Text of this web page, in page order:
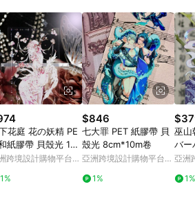
帳，則不符合贈點資格。 (4) 如
網、回饋網、Google等其他網頁、或
頁)切換為App都將會造成追蹤中斷而
訊整合性
間差，如顯示之商品規格、顏色、價
售網頁不符，以銷售網頁標示為準。
根據台灣樂天回饋規定，逾期訂單將
台灣樂天市場保有更改條款與法律
天市場網站公告為準。
花庭 花の妖精 PE
紙膠帶 貝殼光 10
台灣製
跨境設計購物平台
1%
$846
七大罪 PET 紙膠帶 貝
殼光 8cm*10m卷
亞洲跨境設計購物平台
1%
巫山
バー
和紙
亞洲
1%